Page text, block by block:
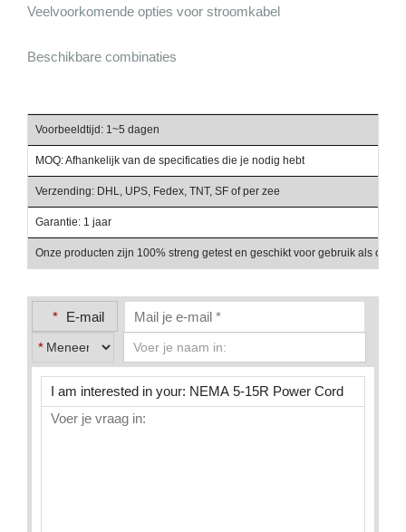
Veelvoorkomende opties voor stroomkabel
Beschikbare combinaties
Voorbeeldtijd: 1~5 dagen
MOQ: Afhankelijk van de specificaties die je nodig hebt
Verzending: DHL, UPS, Fedex, TNT, SF of per zee
Garantie: 1 jaar
Onze producten zijn 100% streng getest en geschikt voor gebruik als
* E-mail
*